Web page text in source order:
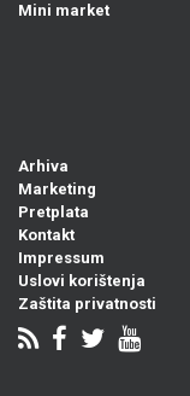
Mini market
Arhiva
Marketing
Pretplata
Kontakt
Impressum
Uslovi korištenja
Zaštita privatnosti